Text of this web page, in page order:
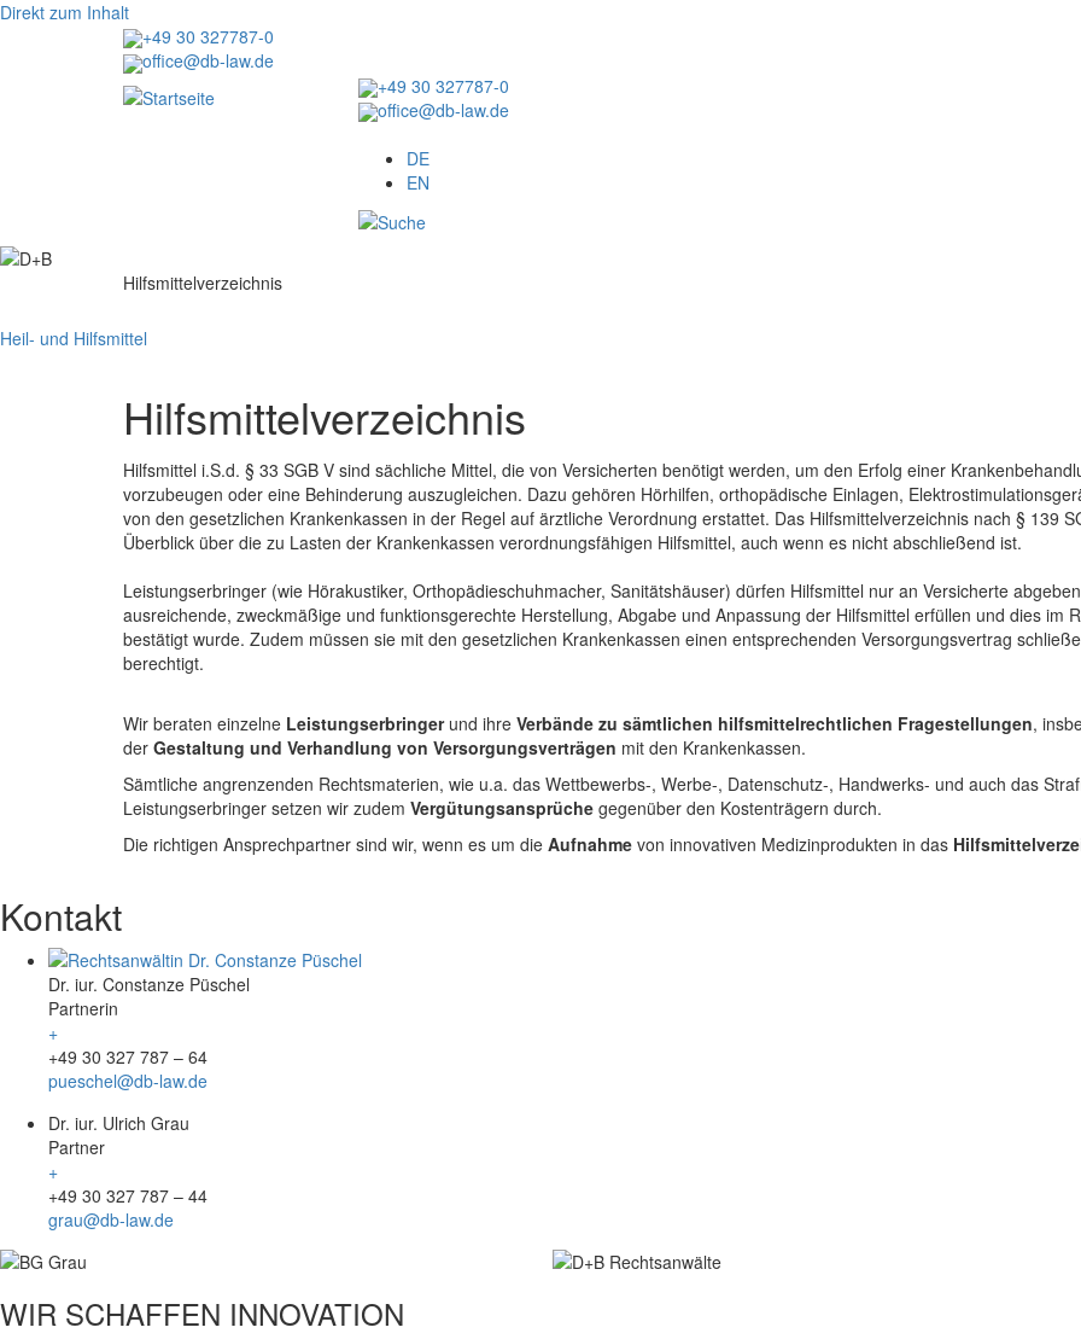
Direkt zum Inhalt
+49 30 327787-0
office@db-law.de
+49 30 327787-0
office@db-law.de
DE
EN
Image
Hilfsmittelverzeichnis
Heil- und Hilfsmittel
Hilfsmittelverzeichnis
Hilfsmittel i.S.d. § 33 SGB V sind sächliche Mittel, die von Versicherten benötigt werden, um den Erfolg einer
vorzubeugen oder eine Behinderung auszugleichen. Dazu gehören Hörhilfen, orthopädische Einlagen,
von den gesetzlichen Krankenkassen in der Regel auf ärztliche Verordnung erstattet. Das Hilfsmittelverzeichnis nach § 139
Überblick über die zu Lasten der Krankenkassen verordnungsfähigen Hilfsmittel, auch wenn es nicht abschließend ist.
Leistungserbringer (wie Hörakustiker, Orthopädieschuhmacher, Sanitätshäuser) dürfen Hilfsmittel nur an Versicherte
ausreichende, zweckmäßige und funktionsgerechte Herstellung, Abgabe und Anpassung der Hilfsmittel erfüllen und dies im
bestätigt wurde. Zudem müssen sie mit den gesetzlichen Krankenkassen einen entsprechenden Versorgungsvertrag
berechtigt.
Wir beraten einzelne Leistungserbringer und ihre Verbände zu sämtlichen hilfsmittelrechtlichen Fragestellungen,
der Gestaltung und Verhandlung von Versorgungsverträgen mit den Krankenkassen.
Sämtliche angrenzenden Rechtsmaterien, wie u.a. das Wettbewerbs-, Werbe-, Datenschutz-, Handwerks- und auch das
Leistungserbringer setzen wir zudem Vergütungsansprüche gegenüber den Kostenträgern durch.
Die richtigen Ansprechpartner sind wir, wenn es um die Aufnahme von innovativen Medizinprodukten in das
Kontakt
Dr. iur. Constanze Püschel
Partnerin
+
+49 30 327 787 – 64
pueschel@db-law.de
Dr. iur. Ulrich Grau
Partner
+
+49 30 327 787 – 44
grau@db-law.de
WIR SCHAFFEN INNOVATION